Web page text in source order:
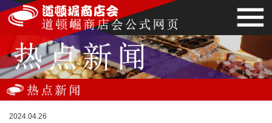
2024.04.26